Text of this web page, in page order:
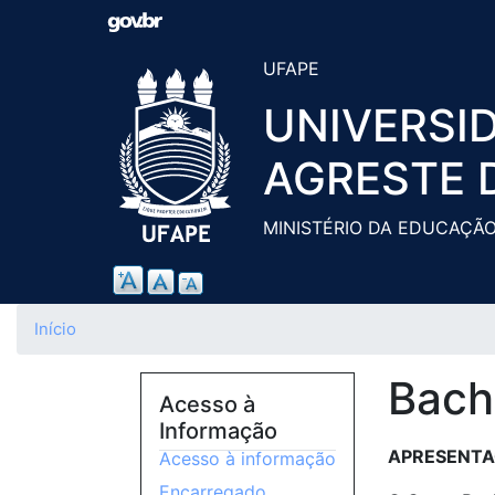
UFAPE
AGRESTE
MINISTÉRIO DA
Início
Acesso à
Informação
Acesso à informação